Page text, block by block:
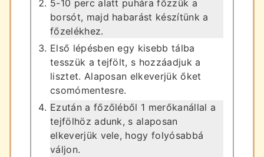
5-10 perc alatt puhára főzzük a
borsót, majd habarást készítünk a
főzelékhez.
Első lépésben egy kisebb tálba
tesszük a tejfölt, s hozzáadjuk a
lisztet. Alaposan elkeverjük őket
csomómentesre.
Ezután a főzőléből 1 merőkanállal a
tejfölhöz adunk, s alaposan
elkeverjük vele, hogy folyósabbá
váljon.